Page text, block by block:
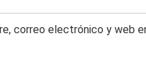
correo electrónico y web